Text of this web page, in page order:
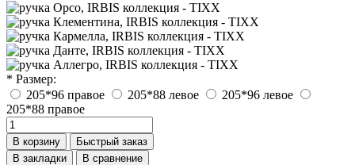
* Размер:
205*96 правое
205*88 левое
205*96 левое
205*88 правое
В корзину
Быстрый заказ
В закладки
В сравнение